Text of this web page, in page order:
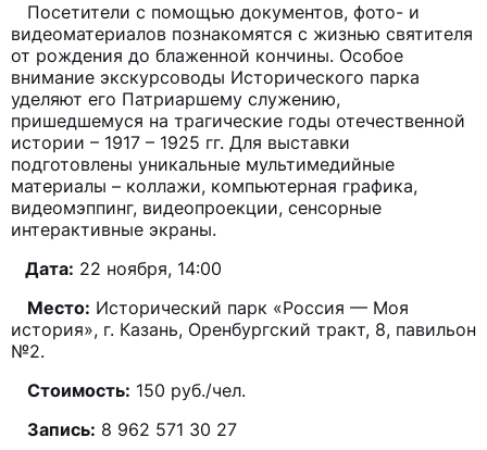
Посетители с помощью документов, фото- и
видеоматериалов познакомятся с жизнью святителя
от рождения до блаженной кончины. Особое
внимание экскурсоводы Исторического парка
уделяют его Патриаршему служению,
пришедшемуся на трагические годы отечественной
истории – 1917 – 1925 гг. Для выставки
подготовлены уникальные мультимедийные
материалы – коллажи, компьютерная графика,
видеомэппинг, видеопроекции, сенсорные
интерактивные экраны.
Дата: 22 ноября, 14:00
Место: Исторический парк «Россия — Моя
история», г. Казань, Оренбургский тракт, 8, павильон
№2.
Стоимость: 150 руб./чел.
Запись: 8 962 571 30 27